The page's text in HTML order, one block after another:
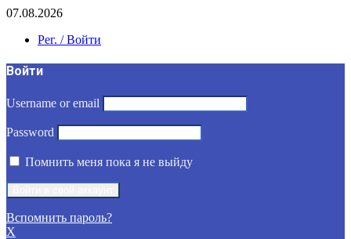
07.08.2026
Рег. / Войти
Войти
Username or email
Password
Помнить меня пока я не выйду
Вспомнить пароль?
X